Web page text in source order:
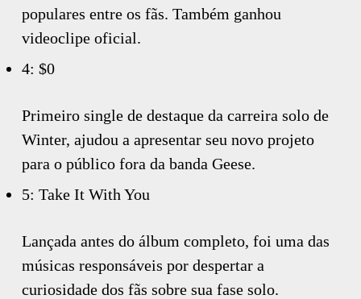
populares entre os fãs. Também ganhou
videoclipe oficial.
4: $0
Primeiro single de destaque da carreira solo de
Winter, ajudou a apresentar seu novo projeto
para o público fora da banda Geese.
5: Take It With You
Lançada antes do álbum completo, foi uma das
músicas responsáveis por despertar a
curiosidade dos fãs sobre sua fase solo.